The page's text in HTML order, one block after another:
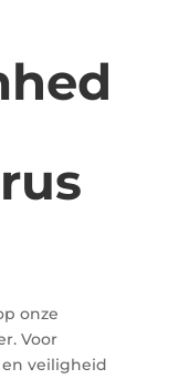
onze
Voor
en veiligheid